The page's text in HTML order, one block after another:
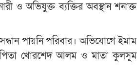
ও অভিযুক্ত ব্যক্তির অবস্থান শনাক্ত
পায়নি পরিবার। অভিযোগে ইমাম
পিতা খোরশেদ আলম ও মাতা কুলসুম